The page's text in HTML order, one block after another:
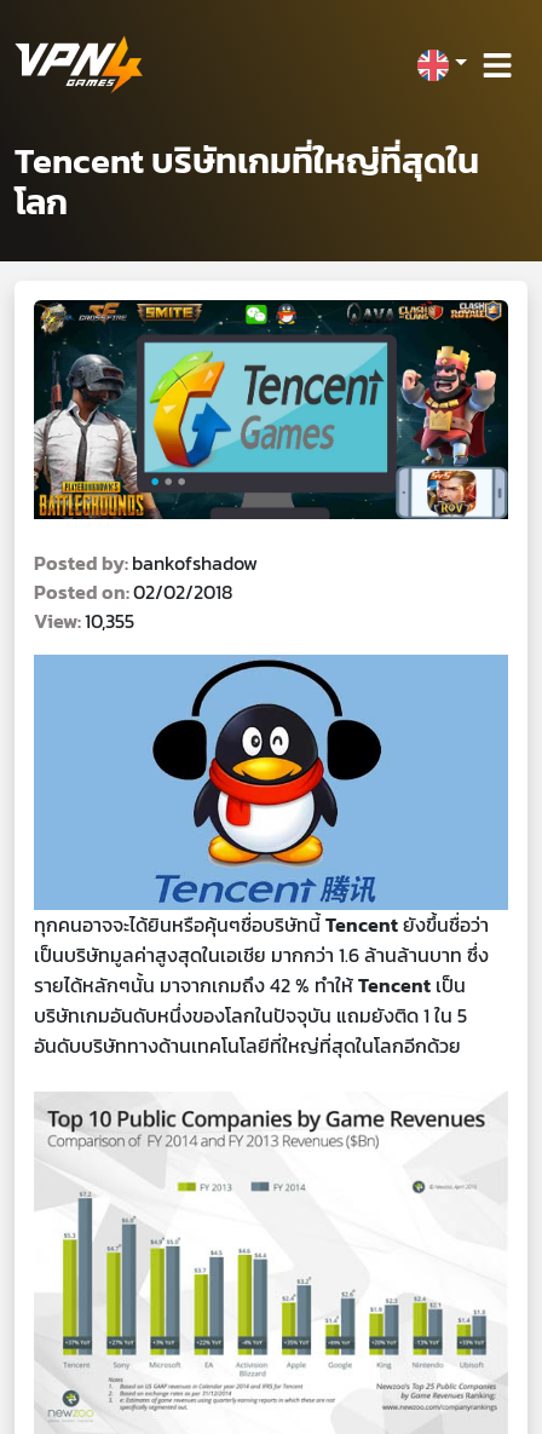
Tencent บริษัทเกมที่ใหญ่ที่สุดใน
โลก
Posted by:bankofshadow
Posted on:02/02/2018
View:10,355
ทุกคนอาจจะได้ยินหรือคุ้นๆชื่อบริษัทนี้Tencentยังขึ้นชื่อว่า
เป็นบริษัทมูลค่าสูงสุดในเอเชีย มากกว่า 1.6 ล้านล้านบาท ซึ่ง
รายได้หลักๆนั้น มาจากเกมถึง 42 % ทำให้Tencent เป็น
บริษัทเกมอันดับหนึ่งของโลกในปัจจุบัน แถมยังติด 1 ใน 5
อันดับบริษัททางด้านเทคโนโลยีที่ใหญ่ที่สุดในโลกอีกด้วย